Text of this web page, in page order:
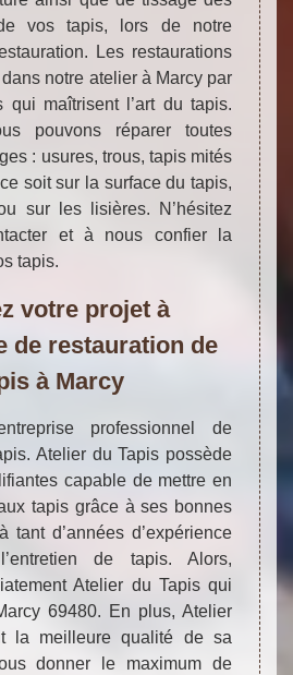
vos tapis, lors de notre
Les restaurations
notre atelier à Marcy par
qui maîtrisent l’art du tapis.
pouvons réparer toutes
: usures, trous, tapis mités
soit sur la surface du tapis,
sur les lisières. N’hésitez
et à nous confier la
tapis.
votre projet à
de restauration de
à Marcy
professionnel de
Atelier du Tapis possède
capable de mettre en
tapis grâce à ses bonnes
tant d’années d’expérience
de tapis. Alors,
Atelier du Tapis qui
69480. En plus, Atelier
la meilleure qualité de sa
donner le maximum de